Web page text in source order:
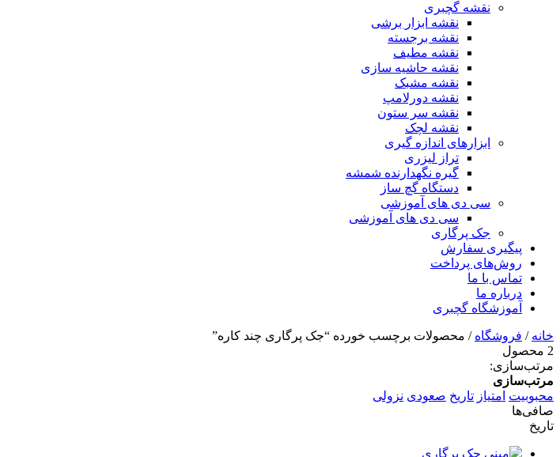
نقشه گچبری
نقشه ابزار برشی
نقشه برجسته
نقشه مطیف
نقشه حاشیه سازی
نقشه مشبک
نقشه دورلامپ
نقشه سر ستون
نقشه لچک
ابزارهای اندازه گیری
تراز لیزری
گیره نگهدارنده شمشه
دستگاه گچ ساز
سی دی های آموزشی
سی دی های آموزشی
جک پرگاری
پیگیری سفارش
روش‌های پرداخت
تماس با ما
درباره ما
آموزشگاه گچبری
خانه / فروشگاه / محصولات برچسب خورده “جک پرگاری چند کاره”
2 محصول
مرتب‌سازی:
مرتب‌سازی
محبوبیت امتیاز تاریخ صعودی نزولی
صافی‌ها
تاریخ